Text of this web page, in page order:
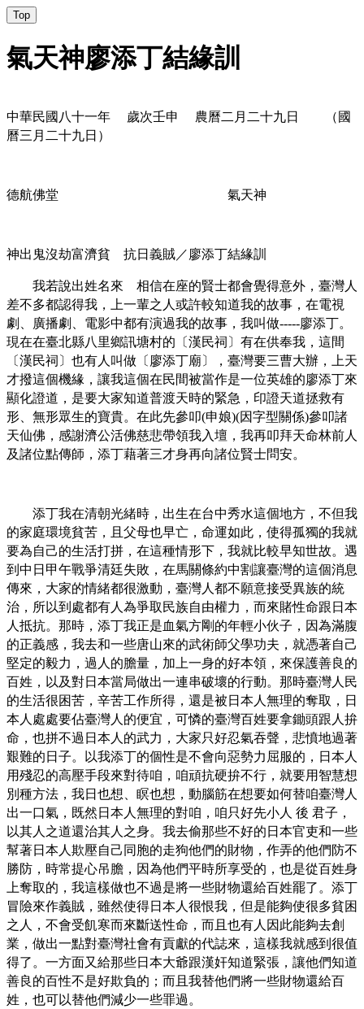
Top
氣天神廖添丁結緣訓
中華民國八十一年 歲次壬申
農曆二月二十九日 （國
曆三月二十九日）
德航佛堂 氣天神
神出鬼沒劫富濟貧 抗日義賊／廖添丁結緣訓
我若說出姓名來 相信在座的賢士都會覺得意外，臺灣人
差不多都認得我，上一輩之人或許較知道我的故事，在電視
劇、廣播劇、電影中都有演過我的故事，我叫做-----廖添丁。
現在在臺北縣八里鄉訊塘村的〔漢民祠〕有在供奉我，這間
〔漢民祠〕也有人叫做〔廖添丁廟〕，臺灣要三曹大辦，上天
才撥這個機緣，讓我這個在民間被當作是一位英雄的廖添丁來
顯化證道，是要大家知道普渡天時的緊急，印證天道拯救有
形、無形眾生的寶貴。在此先參叩(申娘)(因字型關係)參叩諸
天仙佛，感謝濟公活佛慈悲帶領我入壇，我再叩拜天命林前人
及諸位點傳師，添丁藉著三才身再向諸位賢士問安。
添丁我在清朝光緒時，出生在台中秀水這個地方，不但我
的家庭環境貧苦，且父母也早亡，命運如此，使得孤獨的我就
要為自己的生活打拼，在這種情形下，我就比較早知世故。遇
到中日甲午戰爭清廷失敗，在馬關條約中割讓臺灣的這個消息
傳來，大家的情緒都很激動，臺灣人都不願意接受異族的統
治，所以到處都有人為爭取民族自由權力，而來賭性命跟日本
人抵抗。那時，添丁我正是血氣方剛的年輕小伙子，因為滿腹
的正義感，我去和一些唐山來的武術師父學功夫，就憑著自己
堅定的毅力，過人的膽量，加上一身的好本領，來保護善良的
百姓，以及對日本當局做出一連串破壞的行動。那時臺灣人民
的生活很困苦，辛苦工作所得，還是被日本人無理的奪取，日
本人處處要佔臺灣人的便宜，可憐的臺灣百姓要拿鋤頭跟人拚
命，也拼不過日本人的武力，大家只好忍氣吞聲，悲憤地過著
艱難的日子。以我添丁的個性是不會向惡勢力屈服的，日本人
用殘忍的高壓手段來對待咱，咱頑抗硬拚不行，就要用智慧想
別種方法，我日也想、瞑也想，動腦筋在想要如何替咱臺灣人
出一口氣，既然日本人無理的對咱，咱只好先小人 後 君子，
以其人之道還治其人之身。我去偷那些不好的日本官吏和一些
幫著日本人欺壓自己同胞的走狗他們的財物，作弄的他們防不
勝防，時常提心吊膽，因為他們平時所享受的，也是從百姓身
上奪取的，我這樣做也不過是將一些財物還給百姓罷了。添丁
冒險來作義賊，雖然使得日本人很恨我，但是能夠使很多貧困
之人，不會受飢寒而來斷送性命，而且也有人因此能夠去創
業，做出一點對臺灣社會有貢獻的代誌來，這樣我就感到很值
得了。一方面又給那些日本大爺跟漢奸知道緊張，讓他們知道
善良的百性不是好欺負的；而且我替他們將一些財物還給百
姓，也可以替他們減少一些罪過。